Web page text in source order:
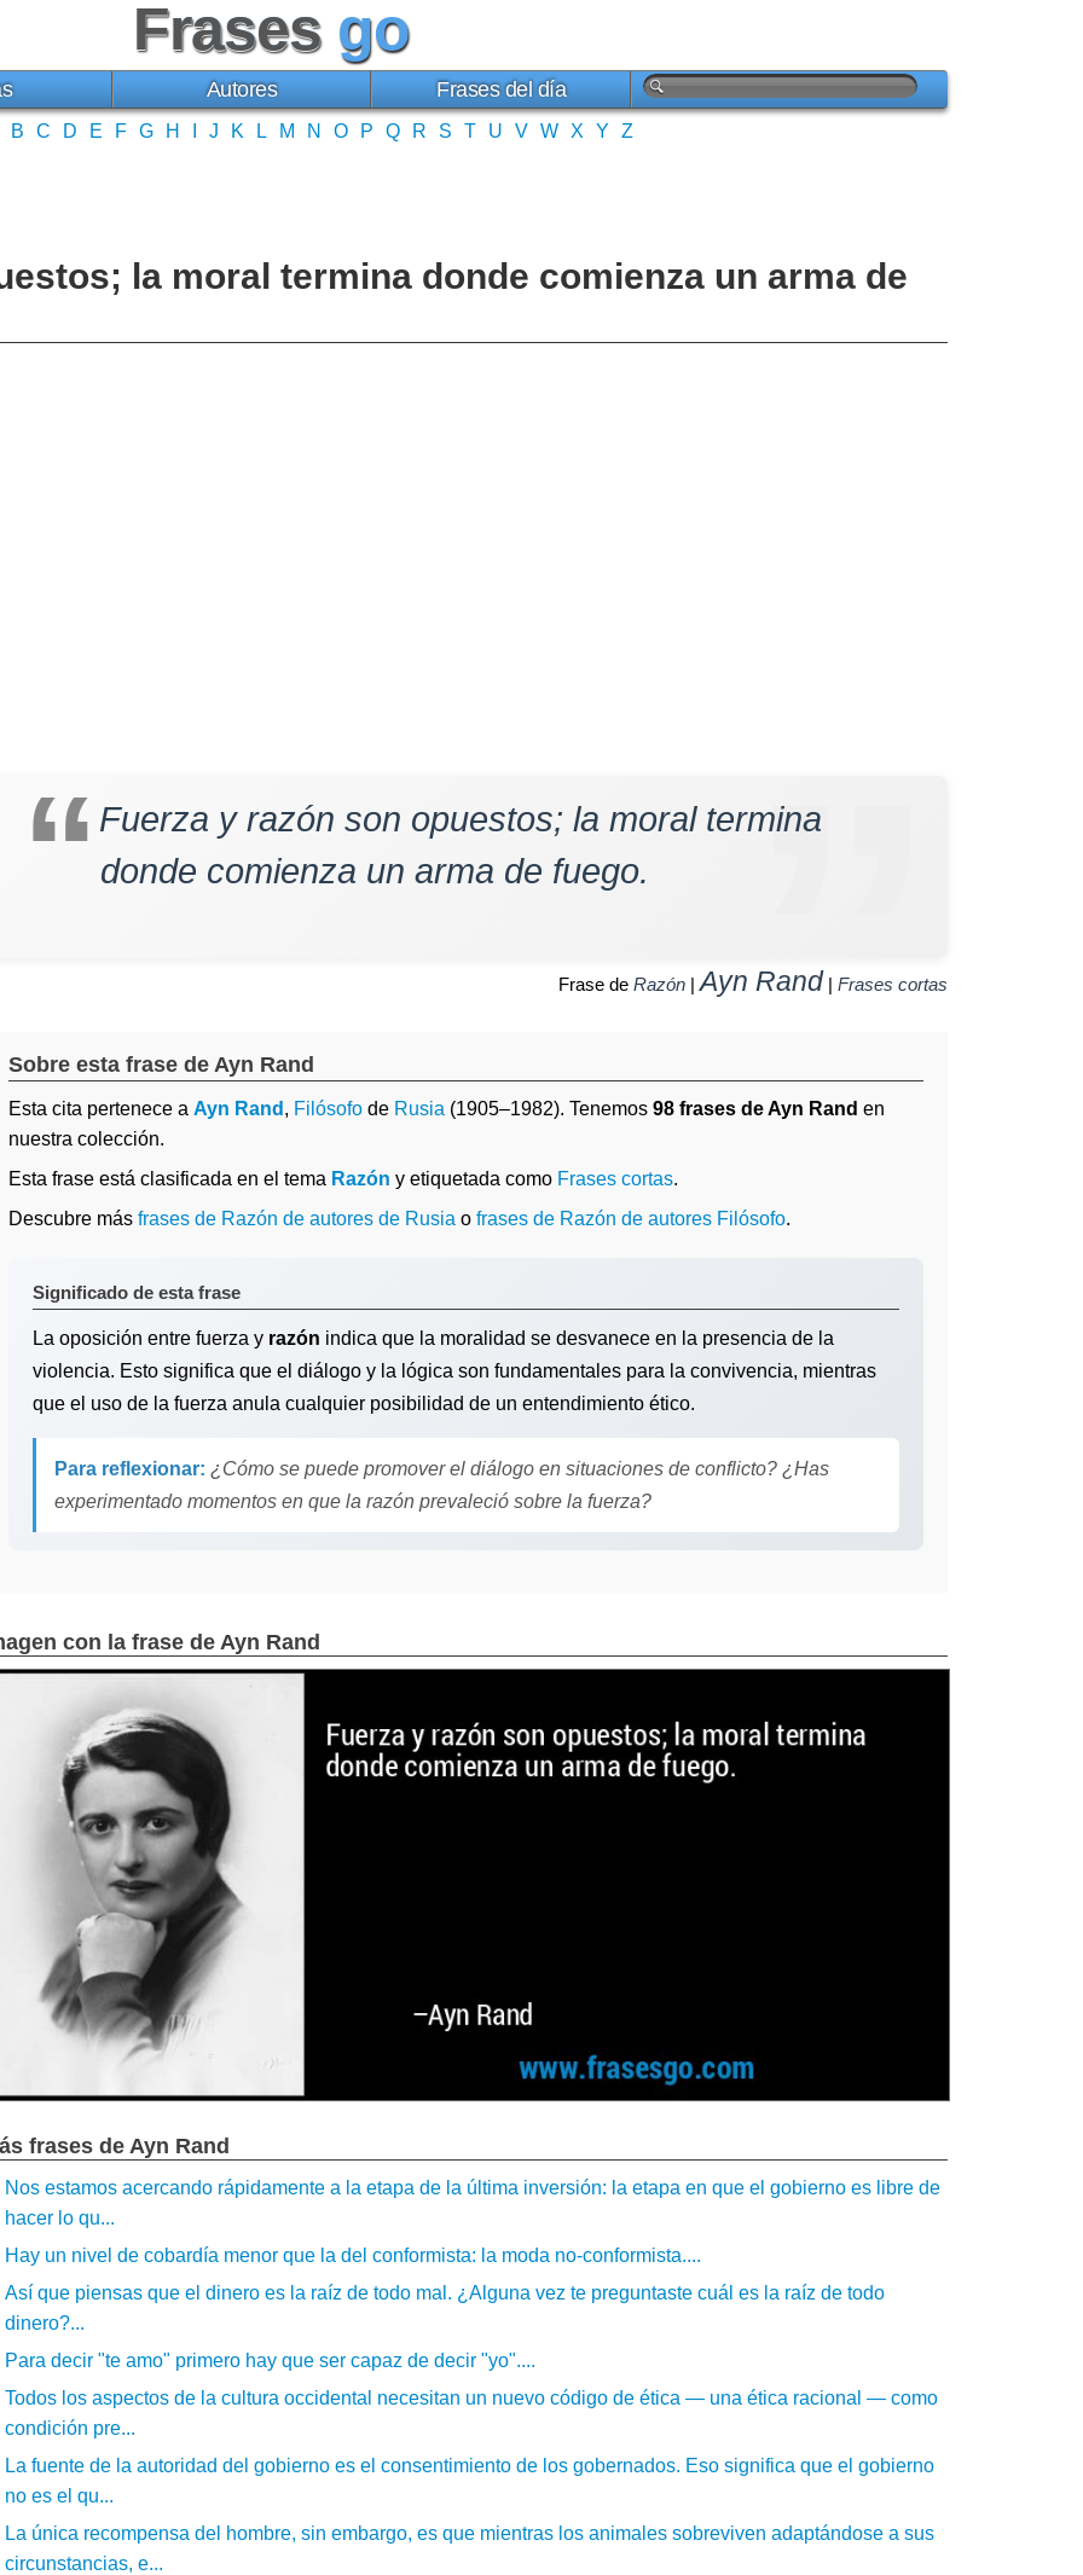
Frases go
Autores Frases del día
B C D E F G H J K L M N O P Q R S T U V W X Y Z
la moral termina donde comienza un arma de
Fuerza y razón son opuestos; la moral termina
donde comienza un arma de fuego.
Frase de Razón |Ayn Rand | Frases cortas
Sobre esta frase de Ayn Rand
Esta cita pertenece a Ayn Rand , Filósofo de Rusia (1905–1982). Tenemos 98 frases de Ayn Rand en
nuestra colección.
Esta frase está clasificada en el tema Razón y etiquetada como Frases cortas.
Descubre más frases de Razón de autores de Rusia o frases de Razón de autores Filósofo.
Significado de esta frase
La oposición entre fuerza y razón indica que la moralidad se desvanece en la presencia de la
violencia. Esto significa que el diálogo y la lógica son fundamentales para la convivencia, mientras
que el uso de la fuerza anula cualquier posibilidad de un entendimiento ético.
Para reflexionar: ¿Cómo se puede promover el diálogo en situaciones de conflicto? ¿Has
experimentado momentos en que la razón prevaleció sobre la fuerza?
con la frase de Ayn Rand
frases de Ayn Rand
Nos estamos acercando rápidamente a la etapa de la última inversión: la etapa en que el gobierno es libre de
hacer lo qu...
Hay un nivel de cobardía menor que la del conformista: la moda no-conformista....
Así que piensas que el dinero es la raíz de todo mal. ¿Alguna vez te preguntaste cuál es la raíz de todo
dinero?...
Para decir "te amo" primero hay que ser capaz de decir "yo"....
Todos los aspectos de la cultura occidental necesitan un nuevo código de ética — una ética racional — como
condición pre...
La fuente de la autoridad del gobierno es el consentimiento de los gobernados. Eso significa que el gobierno
no es el qu...
La única recompensa del hombre, sin embargo, es que mientras los animales sobreviven adaptándose a sus
circunstancias, e...